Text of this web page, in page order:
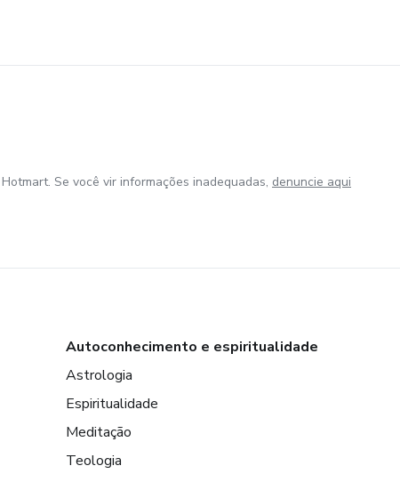
Se você vir informações inadequadas, denuncie aqui
Autoconhecimento e espiritualidade
Astrologia
Espiritualidade
Meditação
Teologia